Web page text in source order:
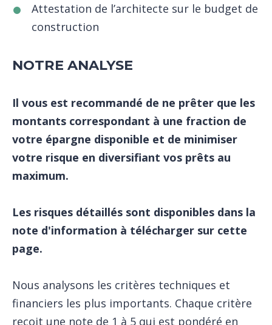
Attestation de l’architecte sur le budget de
construction
NOTRE ANALYSE
Il vous est recommandé de ne prêter que les
montants correspondant à une fraction de
votre épargne disponible et de minimiser
votre risque en diversifiant vos prêts au
maximum.
Les risques détaillés sont disponibles dans la
note d'information à télécharger sur cette
page.
Nous analysons les critères techniques et
financiers les plus importants. Chaque critère
reçoit une note de 1 à 5 qui est pondéré en